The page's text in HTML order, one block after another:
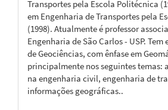
Transportes pela Escola Politécnica
em Engenharia de Transportes pela
(1998). Atualmente é professor
Engenharia de São Carlos - USP.
de Geociências, com ênfase em
principalmente nos seguintes temas:
na engenharia civil, engenharia de
informações geográficas..